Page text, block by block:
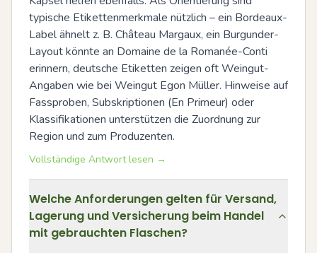
typische Etikettenmerkmale nützlich – ein Bordeaux-
Label ähnelt z. B. Château Margaux, ein Burgunder-
Layout könnte an Domaine de la Romanée-Conti
erinnern, deutsche Etiketten zeigen oft Weingut-
Angaben wie bei Weingut Egon Müller. Hinweise auf
Fassproben, Subskriptionen (En Primeur) oder
Klassifikationen unterstützen die Zuordnung zur
Region und zum Produzenten.
Vollständige Antwort lesen →
Welche Anforderungen gelten für Versand,
Lagerung und Versicherung beim Handel
mit gebrauchten Flaschen?